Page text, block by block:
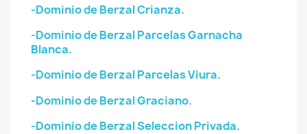
-Dominio de Berzal Crianza.
-Dominio de Berzal Parcelas Garnacha
Blanca.
-Dominio de Berzal Parcelas Viura.
-Dominio de Berzal Graciano.
-Dominio de Berzal Seleccion Privada.